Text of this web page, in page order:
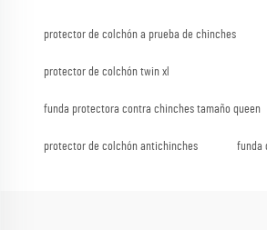
protector de colchón a prueba de chinches
protector de colchón twin xl
funda protectora contra chinches tamaño queen
protector de colchón antichinches funda